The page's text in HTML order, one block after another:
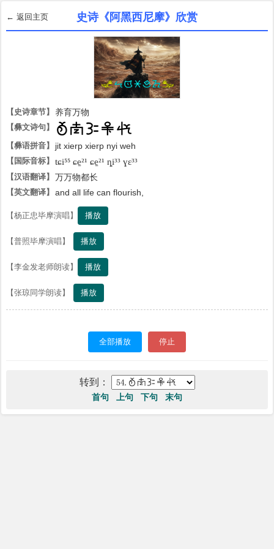
← 返回主页 史诗《阿黑西尼摩》欣赏
【史诗章节】 养育万物
【彝文诗句】 
【彝语拼音】 jit xierp xierp nyi weh
【国际音标】 tɕi⁵⁵ ɕe̠²¹ ɕe̠²¹ ȵi³³ ɣɛ³³
【汉语翻译】 万万物都长
【英文翻译】 and all life can flourish,
【杨正忠毕摩演唱】 播放
【普照毕摩演唱】 播放
【李金发老师朗读】 播放
【张琼同学朗读】 播放
全部播放 停止
转到：
首句 上句 下句 末句